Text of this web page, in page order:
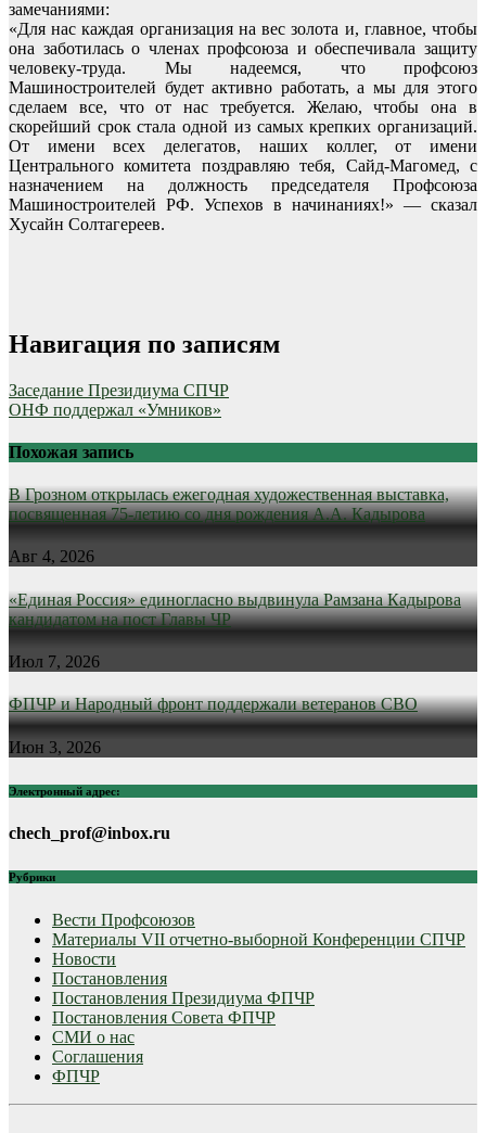
замечаниями:
«Для нас каждая организация на вес золота и, главное, чтобы
она заботилась о членах профсоюза и обеспечивала защиту
человеку-труда. Мы надеемся, что профсоюз
Машиностроителей будет активно работать, а мы для этого
сделаем все, что от нас требуется. Желаю, чтобы она в
скорейший срок стала одной из самых крепких организаций.
От имени всех делегатов, наших коллег, от имени
Центрального комитета поздравляю тебя, Сайд-Магомед, с
назначением на должность председателя Профсоюза
Машиностроителей РФ. Успехов в начинаниях!» — сказал
Хусайн Солтагереев.
Навигация по записям
Заседание Президиума СПЧР
ОНФ поддержал «Умников»
Похожая запись
В Грозном открылась ежегодная художественная выставка,
посвященная 75-летию со дня рождения А.А. Кадырова
Авг 4, 2026
«Единая Россия» единогласно выдвинула Рамзана Кадырова
кандидатом на пост Главы ЧР
Июл 7, 2026
ФПЧР и Народный фронт поддержали ветеранов СВО
Июн 3, 2026
Электронный адрес:
chech_prof@inbox.ru
Рубрики
Вести Профсоюзов
Материалы VII отчетно-выборной Конференции СПЧР
Новости
Постановления
Постановления Президиума ФПЧР
Постановления Совета ФПЧР
СМИ о нас
Соглашения
ФПЧР